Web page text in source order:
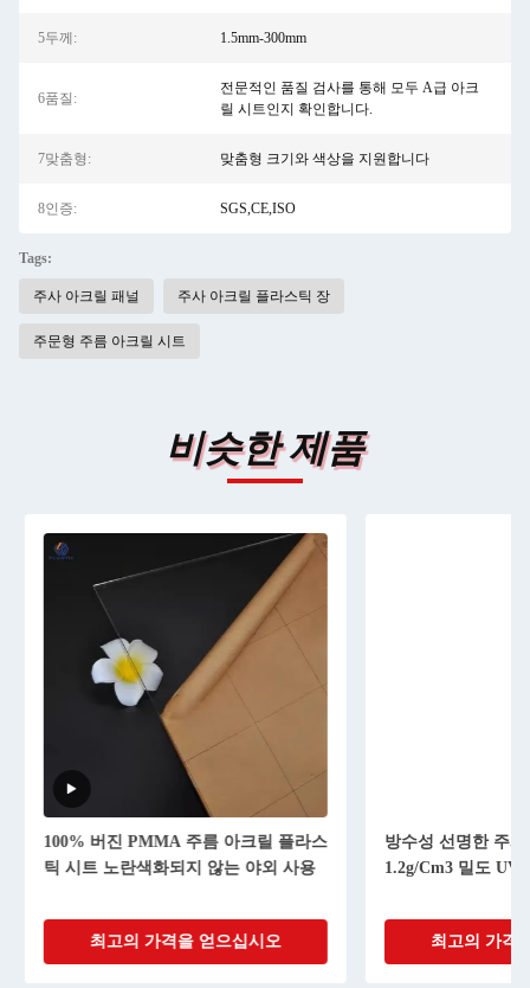
5두께: 1.5mm-300mm
6품질:
전문적인 품질 검사를 통해 모두 A급 아크
릴 시트인지 확인합니다.
7맞춤형: 맞춤형 크기와 색상을 지원합니다
8인증: SGS,CE,ISO
Tags:
주사 아크릴 패널 주사 아크릴 플라스틱 장
주문형 주름 아크릴 시트
비슷한 제품
100% 버진 PMMA 주름 아크릴 플라스
틱 시트 노란색화되지 않는 야외 사용
최고의 가격을 얻으십시오
방수성 선명한 주사
1.2g/Cm3 밀도 UV
최고의 가격